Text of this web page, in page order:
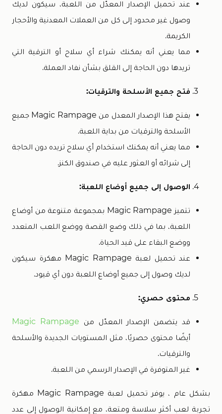
عند تحميل الإصدار المعدّل من اللعبة، سيكون لديك
وصول غير محدود إلى كل من العملات المعدنية والأحجار
الكريمة.
مما يعني أنه يمكنك شراء أي سلاح أو الترقية التي
تريدها دون الحاجة إلى القلق بشأن نفاد العملة.
فتح جميع الأسلحة والترقيات:
يفتح هذا الإصدار المعدل من Magic Rampage جميع
الأسلحة والترقيات من بداية اللعبة.
مما يعني أنه يمكنك استخدام أي سلاح تريده دون الحاجة
إلى شرائه أو العثور عليه في صندوق الكنز.
الوصول إلى جميع أوضاع اللعبة:
تتميز Magic Rampage بمجموعة متنوعة من أوضاع
اللعبة، بما في ذلك وضع القصة ووضع اللعب المتعدد
ووضع البقاء على قيد الحياة.
عند تحميل لعبة Magic Rampage مهكرة سيكون
لديك وصول إلى جميع أوضاع اللعبة دون أي قيود.
محتوى حصري:
قد يتضمن الإصدار المعدّل من Magic Rampage
أيضًا محتوى حصريًا، مثل المستويات الجديدة والأسلحة
والترقيات.
غير المتوفرة في الإصدار الرسمي من اللعبة.
بشكل عام ، يوفر تحميل لعبة Magic Rampage مهكرة
تجربة لعب أكثر سلاسة ومتعة، مع إمكانية الوصول إلى عدد